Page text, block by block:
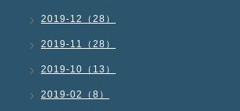
2019-12（28）
2019-11（28）
2019-10（13）
2019-02（8）